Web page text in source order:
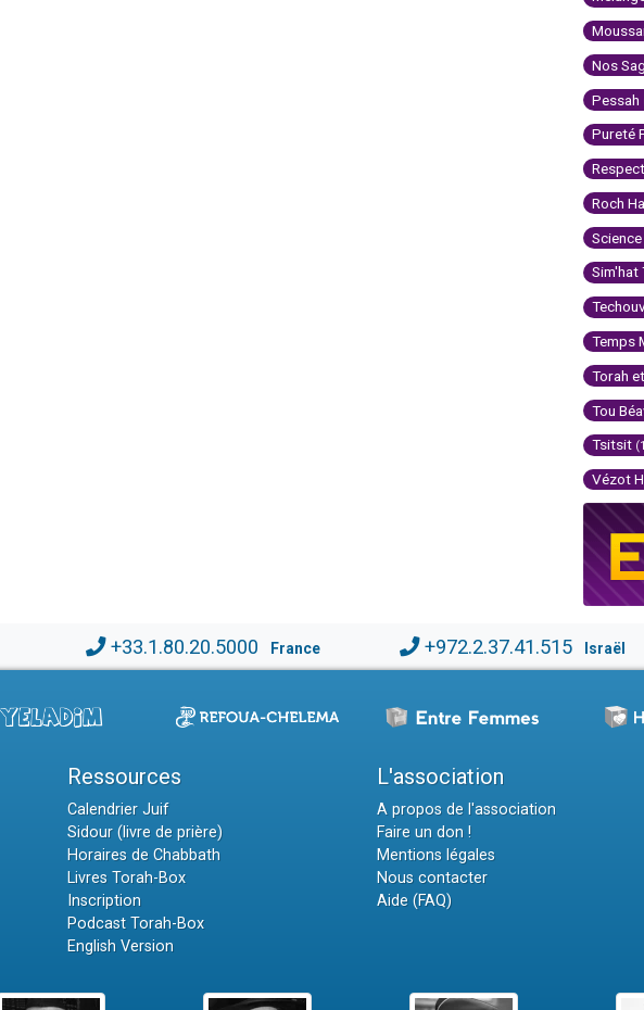
Nos
Pessah
Pureté
Roch
Sim'hat
Temps
Torah
Tou
Tsitsit
Vézot
+33.1.80.20.5000 France +972.2.37.41.515 Israël
Ressources
Calendrier Juif
Sidour (livre de prière)
Horaires de Chabbath
Livres Torah-Box
Inscription
Podcast Torah-Box
English Version
L'association
A propos de l'association
Faire un don !
Mentions légales
Nous contacter
Aide (FAQ)